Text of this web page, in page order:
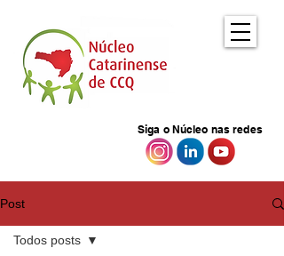
Siga o Núcleo nas redes
Post
Todos posts